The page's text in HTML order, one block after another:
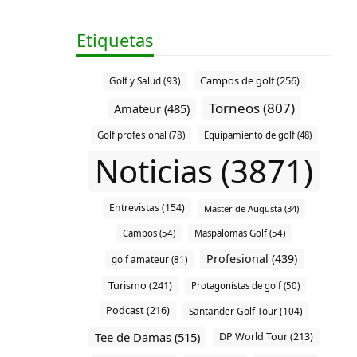
Etiquetas
Golf y Salud (93) Campos de golf (256)
Amateur (485) Torneos (807)
Golf profesional (78) Equipamiento de golf (48)
Noticias (3871)
Entrevistas (154) Master de Augusta (34)
Campos (54) Maspalomas Golf (54)
golf amateur (81) Profesional (439)
Turismo (241) Protagonistas de golf (50)
Podcast (216) Santander Golf Tour (104)
Tee de Damas (515) DP World Tour (213)